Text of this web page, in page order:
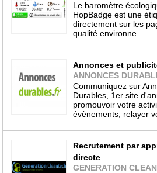
Le baromètre
HopBadge est une
directement sur les
qualité environne…
Annonces et
ANNONCES
Communiquez sur
Durables, 1er site
promouvoir votre
évènements, relayer
Recrutement par
directe
GENERATION